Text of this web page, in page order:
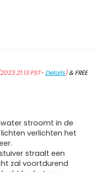
21:13 PST- Details)&FREE
stroomt in de
verlichten het
straalt een
zal voortdurend